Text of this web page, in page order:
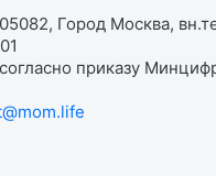
Город Москва,
приказу